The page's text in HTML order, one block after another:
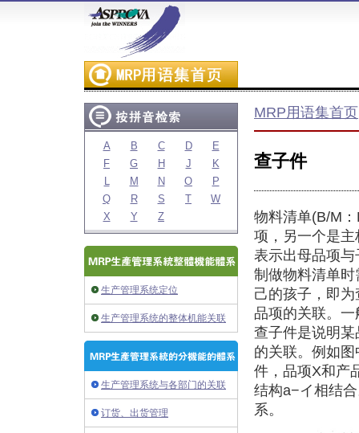
A B C D
E
F
G H J
K
L
M N O
P
Q
R S T
W
X
Y Z
生产管理系统定位
生产管理系统的整体机能关联
生产管理系统与各部门的关联
订货、出货管理
MRP用语集首页
查子件
物料清单(B/M
项，另一个是
表示出母品项
制做物料清单
己的孩子，即
品项的关联。
查子件是说明
的关联。例如
件，品项X和产
结构a−イ相结
系。